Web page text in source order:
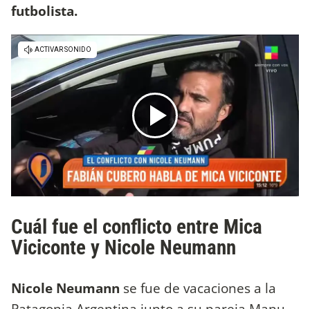
futbolista.
Cuál fue el conflicto entre Mica
Viciconte y Nicole Neumann
Nicole Neumann se fue de vacaciones a la